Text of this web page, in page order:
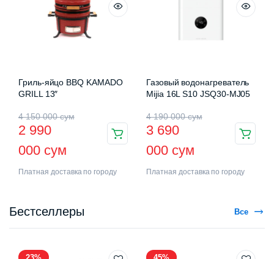
Гриль-яйцо BBQ KAMADO
GRILL 13″
4 150 000сум
2 990
000 сум
Платная доставка по городу
Газовый водонагреватель
Mijia 16L S10 JSQ30-MJ05
4 190 000сум
3 690
000 сум
Платная доставка по городу
Бестселлеры Все
23% 45%